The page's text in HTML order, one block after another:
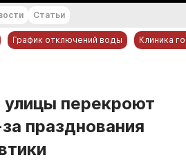
Статьи
График отключений воды Клиника
улицы перекроют
празднования